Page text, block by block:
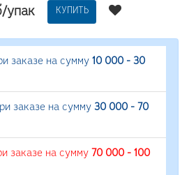
упак КУПИТЬ
заказе на сумму 10 000 - 30
заказе на сумму 30 000 - 70
заказе на сумму 70 000 - 100